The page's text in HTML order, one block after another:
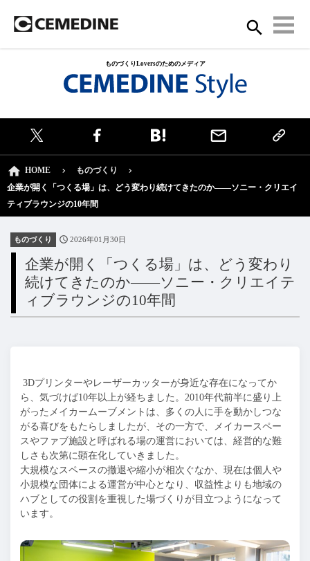
ものづくりLoversのためのメディア
HOME
ものづくり
企業が開く「つくる場」は、どう変わり続けてきたのか——ソニー・クリエイ
ティブラウンジの10年間
ものづくり 2026年01月30日
企業が開く「つくる場」は、どう変わり
続けてきたのか——ソニー・クリエイテ
ィブラウンジの10年間
3Dプリンターやレーザーカッターが身近な存在になってか
ら、気づけば10年以上が経ちました。2010年代前半に盛り上
がったメイカームーブメントは、多くの人に手を動かしつな
がる喜びをもたらしましたが、その一方で、メイカースペー
スやファブ施設と呼ばれる場の運営においては、経営的な難
しさも次第に顕在化していきました。
大規模なスペースの撤退や縮小が相次ぐなか、現在は個人や
小規模な団体による運営が中心となり、収益性よりも地域の
ハブとしての役割を重視した場づくりが目立つようになって
います。